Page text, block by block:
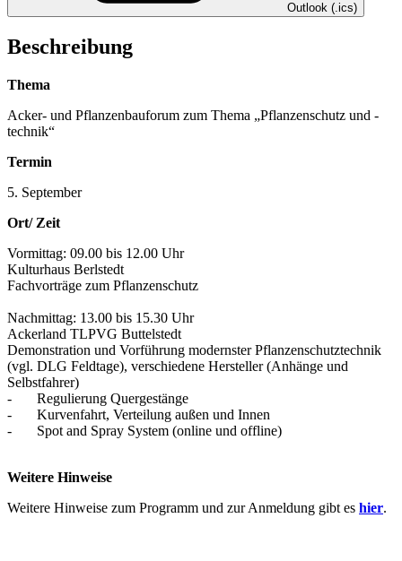
Outlook (.ics)
Beschreibung
Thema
Acker- und Pflanzenbauforum zum Thema „Pflanzenschutz und -
technik“
Termin
5. September
Ort/ Zeit
Vormittag: 09.00 bis 12.00 Uhr
Kulturhaus Berlstedt
Fachvorträge zum Pflanzenschutz
Nachmittag: 13.00 bis 15.30 Uhr
Ackerland TLPVG Buttelstedt
Demonstration und Vorführung modernster Pflanzenschutztechnik
(vgl. DLG Feldtage), verschiedene Hersteller (Anhänge und
Selbstfahrer)
- Regulierung Quergestänge
- Kurvenfahrt, Verteilung außen und Innen
- Spot and Spray System (online und offline)
Weitere Hinweise
Weitere Hinweise zum Programm und zur Anmeldung gibt es hier.